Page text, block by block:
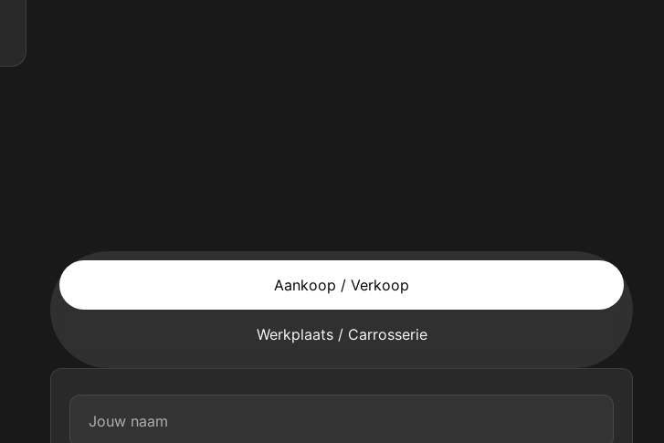
Aankoop / Verkoop
Werkplaats / Carrosserie